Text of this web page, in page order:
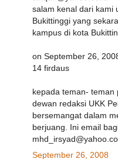
salam kenal dari kami
Bukittinggi yang
kampus di kota
on September 26,
14 firdaus
kepada teman- teman
dewan redaksi UKK
bersemangat dalam
berjuang. Ini email
September 26, 2008